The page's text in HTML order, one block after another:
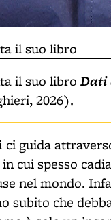
il suo libro
il suo libro Dati
2026).
ci guida
cui spesso
nel mondo.
subito che